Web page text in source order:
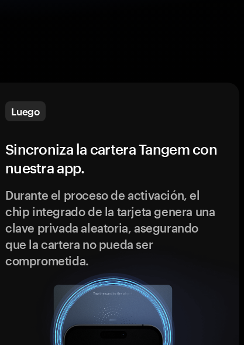
Luego
Sincroniza la cartera Tangem con
nuestra app.
Durante el proceso de activación, el
chip integrado de la tarjeta genera una
clave privada aleatoria, asegurando
que la cartera no pueda ser
comprometida.